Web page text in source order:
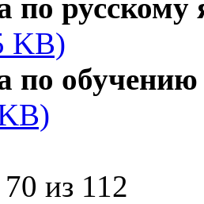
по русскому
KB)
по обучению
из 112